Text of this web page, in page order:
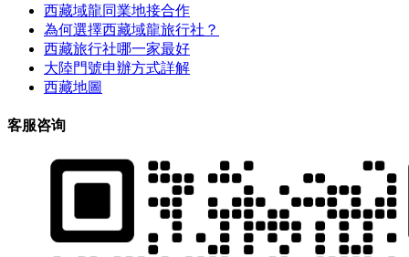
西藏域龍同業地接合作
為何選擇西藏域龍旅行社？
西藏旅行社哪一家最好
大陸門號申辦方式詳解
西藏地圖
客服咨询